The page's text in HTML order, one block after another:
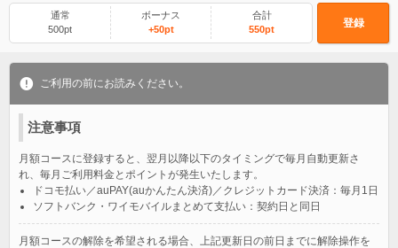
通常
500pt
ボーナス
+50pt
合計
550pt
登録
ご利用の前にお読みください。
注意事項
月額コースに登録すると、翌月以降以下のタイミングで毎月自動更新さ
れ、毎月ご利用料金とポイントが発生いたします。
ドコモ払い／auPAY(auかんたん決済)／クレジットカード決済：毎月1日
ソフトバンク・ワイモバイルまとめて支払い：契約日と同日
月額コースの解除を希望される場合、上記更新日の前日までに解除操作を